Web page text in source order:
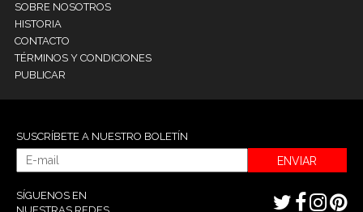
SOBRE NOSOTROS
HISTORIA
CONTACTO
TÉRMINOS Y CONDICIONES
PUBLICAR
SUSCRÍBETE A NUESTRO BOLETÍN
ENVIAR
SÍGUENOS EN